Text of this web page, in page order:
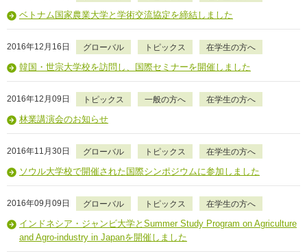
ベトナム国家農業大学と学術交流協定を締結しました
2016年12月16日 グローバル トピックス 在学生の方へ
韓国・世宗大学校を訪問し、国際セミナーを開催しました
2016年12月09日 トピックス 一般の方へ 在学生の方へ
林業講演会のお知らせ
2016年11月30日 グローバル トピックス 在学生の方へ
ソウル大学校で開催された国際シンポジウムに参加しました
2016年09月09日 グローバル トピックス 在学生の方へ
インドネシア・ジャンビ大学とSummer Study Program on Agriculture
and Agro-industry in Japanを開催しました